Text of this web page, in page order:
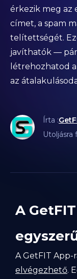
érkezik meg az
címet, a spam
telítettségét.
javíthatók —
létrehozhatod
az
Írta :
Utoljásra
A
A GetFIT App-
elvégezhető.